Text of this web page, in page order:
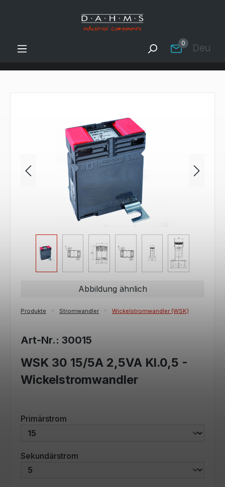
Zum Hauptinhalt springen
0
Bildergalerie überspringen
Abbildung ähnlich
Produkte Stromwandler Wickelstromwandler (WSK)
Art-Nr.: 30015
WSK 30 15/5A 2,5VA Kl.0,5 -
Wickelstromwandler
Primärstrom
Sekundärstrom